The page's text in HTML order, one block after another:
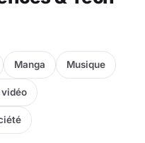
Manga Musique